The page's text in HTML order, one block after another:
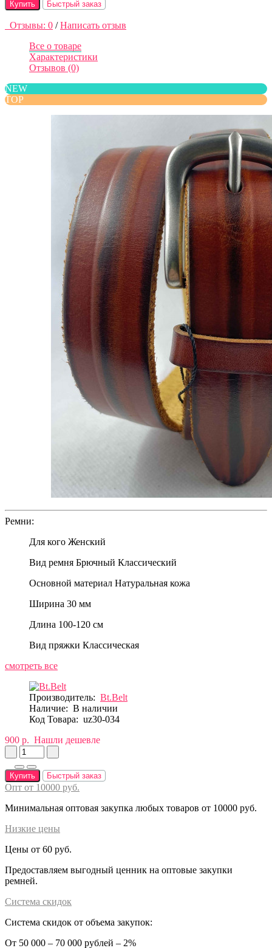
Купить Быстрый заказ
Отзывы: 0 / Написать отзыв
Все о товаре
Характеристики
Отзывов (0)
NEW
TOP
Ремни:
Для кого Женский
Вид ремня Брючный Классический
Основной материал Натуральная кожа
Ширина 30 мм
Длина 100-120 см
Вид пряжки Классическая
смотреть все
Производитель: Bt.Belt
Наличие: В наличии
Код Товара: uz30-034
900 р. Нашли дешевле
Купить Быстрый заказ
Опт от 10000 руб.
Минимальная оптовая закупка любых товаров от 10000 руб.
Низкие цены
Цены от 60 руб.
Предоставляем выгодный ценник на оптовые закупки
ремней.
Система скидок
Система скидок от объема закупок:
От 50 000 – 70 000 рублей – 2%